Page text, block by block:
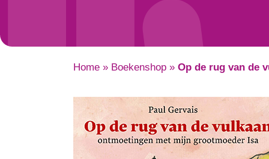
Home » Boekenshop » Op de rug van de